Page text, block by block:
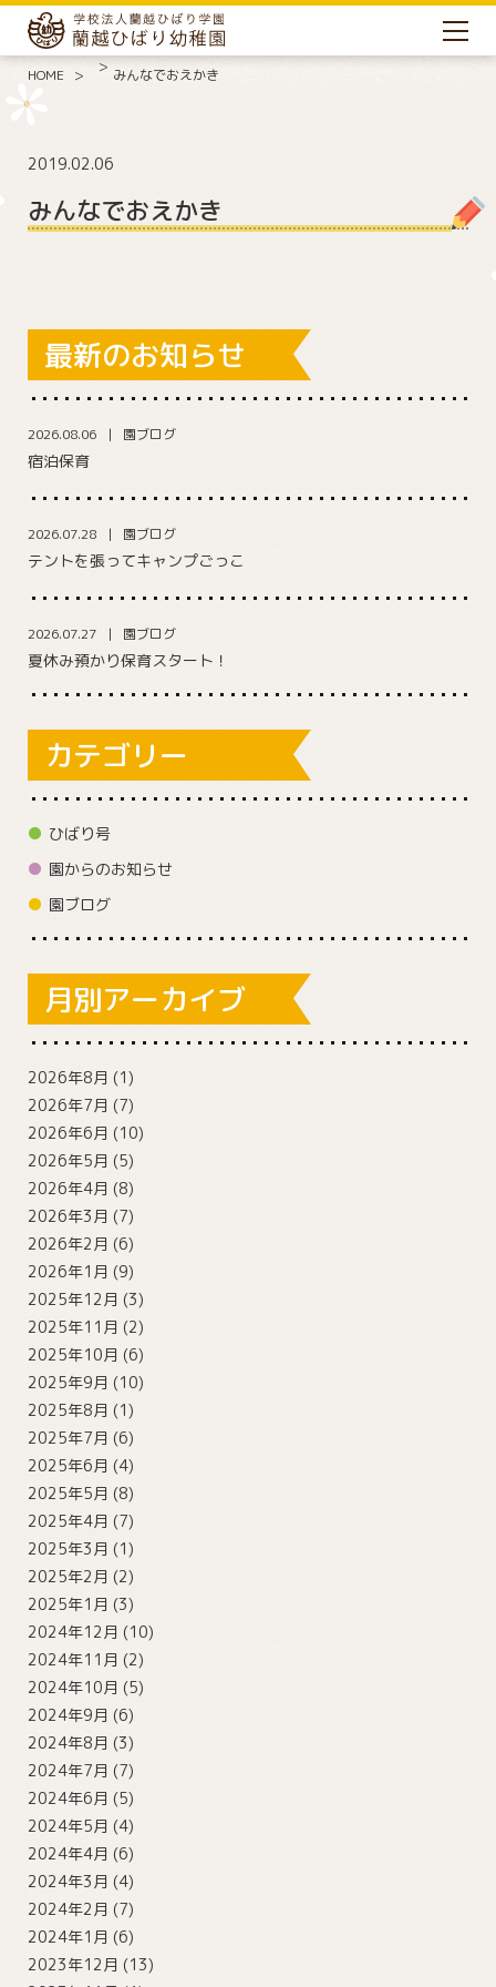
HOME みんなでおえかき
2019.02.06
みんなでおえかき
最新のお知らせ
2026.08.06 園ブログ
宿泊保育
2026.07.28 園ブログ
テントを張ってキャンプごっこ
2026.07.27 園ブログ
夏休み預かり保育スタート！
カテゴリー
ひばり号
園からのお知らせ
園ブログ
月別アーカイブ
2026年8月 (1)
2026年7月 (7)
2026年6月 (10)
2026年5月 (5)
2026年4月 (8)
2026年3月 (7)
2026年2月 (6)
2026年1月 (9)
2025年12月 (3)
2025年11月 (2)
2025年10月 (6)
2025年9月 (10)
2025年8月 (1)
2025年7月 (6)
2025年6月 (4)
2025年5月 (8)
2025年4月 (7)
2025年3月 (1)
2025年2月 (2)
2025年1月 (3)
2024年12月 (10)
2024年11月 (2)
2024年10月 (5)
2024年9月 (6)
2024年8月 (3)
2024年7月 (7)
2024年6月 (5)
2024年5月 (4)
2024年4月 (6)
2024年3月 (4)
2024年2月 (7)
2024年1月 (6)
2023年12月 (13)